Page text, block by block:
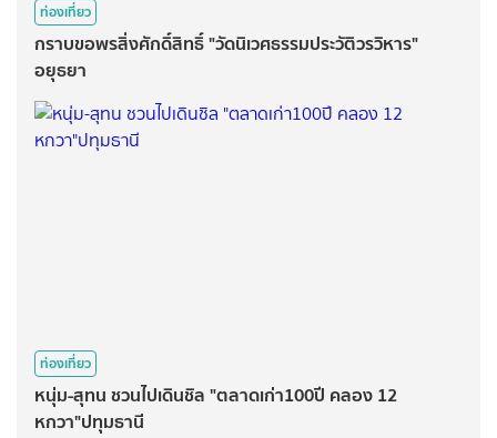
ท่องเที่ยว
กราบขอพรสิ่งศักดิ์สิทธิ์ "วัดนิเวศธรรมประวัติวรวิหาร"
อยุธยา
ท่องเที่ยว
หนุ่ม-สุทน ชวนไปเดินชิล "ตลาดเก่า100ปี คลอง 12
หกวา"ปทุมธานี